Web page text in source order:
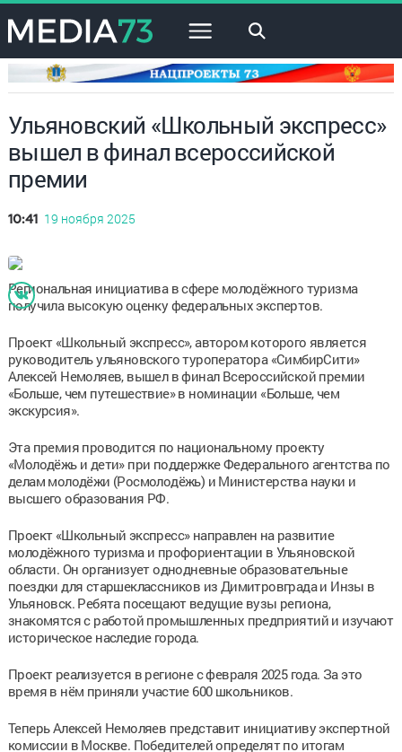
×
Ульяновский «Школьный экспресс»
вышел в финал всероссийской
премии
10:41 19 ноября 2025
Региональная инициатива в сфере молодёжного туризма
получила высокую оценку федеральных экспертов.
Проект «Школьный экспресс», автором которого является
руководитель ульяновского туроператора «СимбирСити»
Алексей Немоляев, вышел в финал Всероссийской премии
«Больше, чем путешествие» в номинации «Больше, чем
экскурсия».
Эта премия проводится по национальному проекту
«Молодёжь и дети» при поддержке Федерального агентства по
делам молодёжи (Росмолодёжь) и Министерства науки и
высшего образования РФ.
Проект «Школьный экспресс» направлен на развитие
молодёжного туризма и профориентации в Ульяновской
области. Он организует однодневные образовательные
поездки для старшеклассников из Димитровграда и Инзы в
Ульяновск. Ребята посещают ведущие вузы региона,
знакомятся с работой промышленных предприятий и изучают
историческое наследие города.
Проект реализуется в регионе с февраля 2025 года. За это
время в нём приняли участие 600 школьников.
Теперь Алексей Немоляев представит инициативу экспертной
комиссии в Москве. Победителей определят по итогам